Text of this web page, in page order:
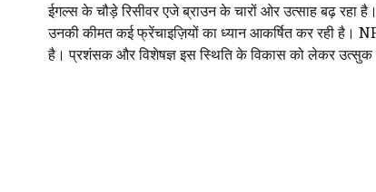
ईगल्स के चौड़े रिसीवर एजे ब्राउन के चारों ओर उत्साह बढ़ रहा
उनकी कीमत कई फ्रेंचाइज़ियों का ध्यान आकर्षित कर रही है।
है। प्रशंसक और विशेषज्ञ इस स्थिति के विकास को लेकर उत्सुक